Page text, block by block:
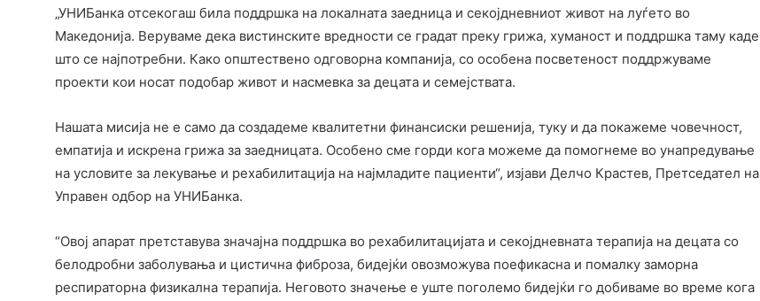
„УНИБанка отсекогаш била поддршка на локалната заедница и секојдневниот живот на луѓето во
Македонија. Веруваме дека вистинските вредности се градат преку грижа, хуманост и поддршка таму каде
што се најпотребни. Како општествено одговорна компанија, со особена посветеност поддржуваме
проекти кои носат подобар живот и насмевка за децата и семејствата.
Нашата мисија не е само да создадеме квалитетни финансиски решенија, туку и да покажеме човечност,
емпатија и искрена грижа за заедницата. Особено сме горди кога можеме да помогнеме во унапредување
на условите за лекување и рехабилитација на најмладите пациенти“, изјави Делчо Крастев, Претседател на
Управен одбор на УНИБанка.
“Овој апарат претставува значајна поддршка во рехабилитацијата и секојдневната терапија на децата со
белодробни заболувања и цистична фиброза, бидејќи овозможува поефикасна и помалку заморна
респираторна физикална терапија. Неговото значење е уште поголемо бидејќи го добиваме во време кога